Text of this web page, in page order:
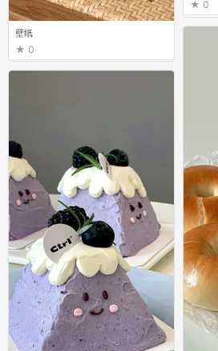
0
壁纸
0